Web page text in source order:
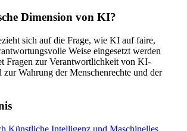
Dimension von KI?
sich auf die Frage, wie KI auf faire,
Weise eingesetzt werden
Fragen zur Verantwortlichkeit von KI-
zur Wahrung der Menschenrechte und der